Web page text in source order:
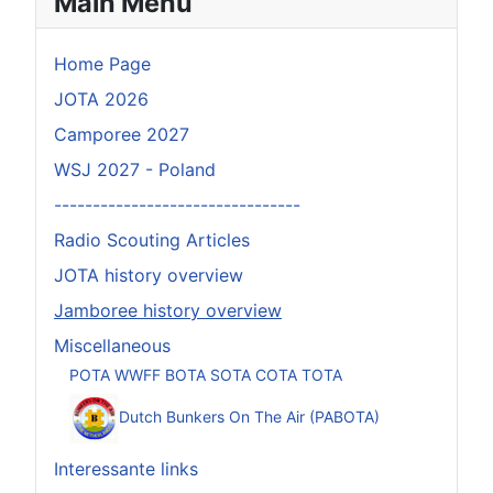
Home Page
JOTA 2026
Camporee 2027
WSJ 2027 - Poland
--------------------------------
Radio Scouting Articles
JOTA history overview
Jamboree history overview
Miscellaneous
POTA WWFF BOTA SOTA COTA TOTA
Dutch Bunkers On The Air (PABOTA)
Interessante links